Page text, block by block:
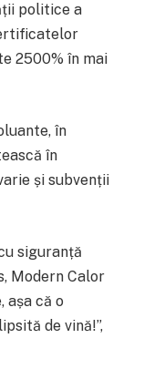
politice a
2500% în mai
în
în
și subvenții
siguranță
Modern Calor
așa că o
de vină!”,